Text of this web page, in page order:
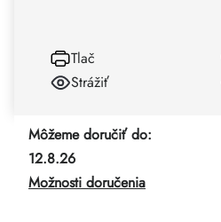
Môžeme doručiť do:
12.8.26
Možnosti doručenia
Tlač
Strážiť